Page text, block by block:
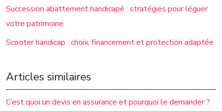
Succession abattement handicapé : stratégies pour léguer
votre patrimoine
Scooter handicap : choix, financement et protection adaptée
Articles similaires
C’est quoi un devis en assurance et pourquoi le demander ?